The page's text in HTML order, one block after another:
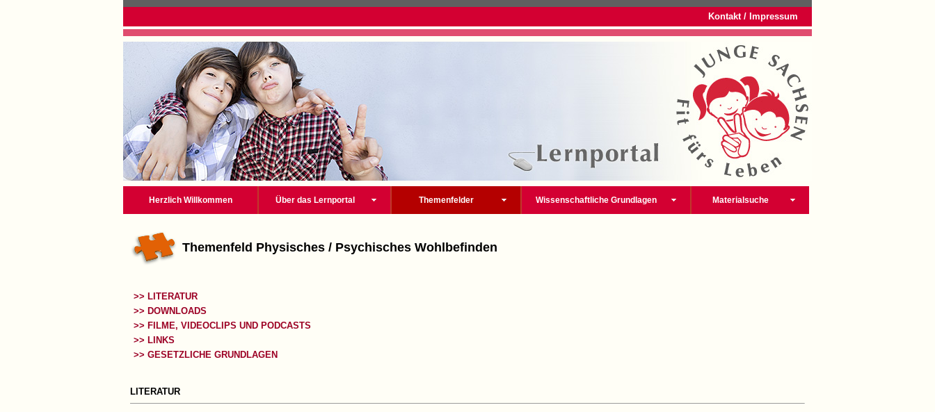
Kontakt / Impressum
Herzlich Willkommen Über das Lernportal Themenfelder Wissenschaftliche Grundlagen Materialsuche
Themenfeld Physisches / Psychisches Wohlbefinden
>> LITERATUR
>> DOWNLOADS
>> FILME, VIDEOCLIPS UND PODCASTS
>> LINKS
>> GESETZLICHE GRUNDLAGEN
LITERATUR